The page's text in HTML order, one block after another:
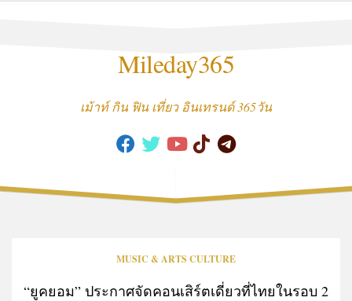
Mileday365
เม้าท์ กิน ฟิน เที่ยว อินเทรนด์ 365วัน
MUSIC & ARTS CULTURE
“ยูคยอม” ประกาศจัดคอนเสิร์ตเดี่ยวที่ไทยในรอบ 2